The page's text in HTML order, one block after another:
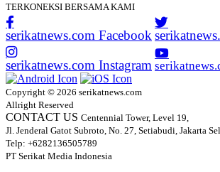
TERKONEKSI BERSAMA KAMI
serikatnews.com Facebook
serikatnews.com Instagram
Copyright © 2026 serikatnews.com
Allright Reserved
CONTACT US Centennial Tower, Level 19,
Jl. Jenderal Gatot Subroto, No. 27, Setiabudi, Jakarta
Telp: +6282136505789
PT Serikat Media Indonesia